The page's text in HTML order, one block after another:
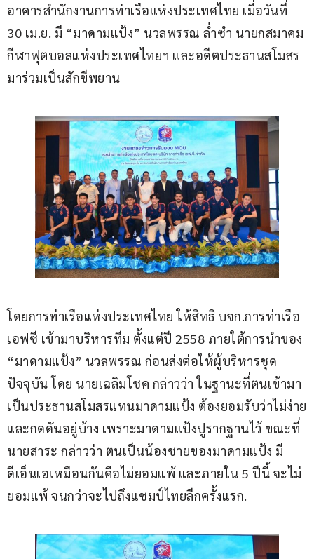
อาคารสำนักงานการท่าเรือแห่งประเทศไทย เมื่อวันที่
30 เม.ย. มี “มาดามแป้ง” นวลพรรณ ล่ำซำ นายกสมาคม
กีฬาฟุตบอลแห่งประเทศไทยฯ และอดีตประธานสโมสร
มาร่วมเป็นสักขีพยาน
โดยการท่าเรือแห่งประเทศไทย ให้สิทธิ บจก.การท่าเรือ
เอฟซี เข้ามาบริหารทีม ตั้งแต่ปี 2558 ภายใต้การนำของ
“มาดามแป้ง” นวลพรรณ ก่อนส่งต่อให้ผู้บริหารชุด
ปัจจุบัน โดย นายเฉลิมโชค กล่าวว่า ในฐานะที่ตนเข้ามา
เป็นประธานสโมสรแทนมาดามแป้ง ต้องยอมรับว่าไม่ง่าย
และกดดันอยู่บ้าง เพราะมาดามแป้งปูรากฐานไว้ ขณะที่
นายสาระ กล่าวว่า ตนเป็นน้องชายของมาดามแป้ง มี
ดีเอ็นเอเหมือนกันคือไม่ยอมแพ้ และภายใน 5 ปีนี้ จะไม่
ยอมแพ้ จนกว่าจะไปถึงแชมป์ไทยลีกครั้งแรก.